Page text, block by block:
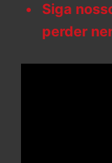
Siga
perder